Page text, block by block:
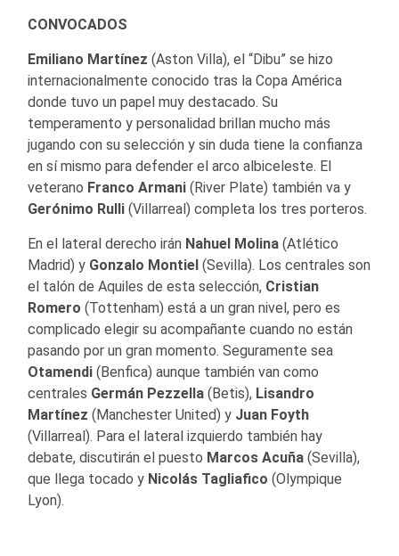
CONVOCADOS
Emiliano Martínez (Aston Villa), el “Dibu” se hizo
internacionalmente conocido tras la Copa América
donde tuvo un papel muy destacado. Su
temperamento y personalidad brillan mucho más
jugando con su selección y sin duda tiene la confianza
en sí mismo para defender el arco albiceleste. El
veterano Franco Armani (River Plate) también va y
Gerónimo Rulli (Villarreal) completa los tres porteros.
En el lateral derecho irán Nahuel Molina (Atlético
Madrid) y Gonzalo Montiel (Sevilla). Los centrales son
el talón de Aquiles de esta selección, Cristian
Romero (Tottenham) está a un gran nivel, pero es
complicado elegir su acompañante cuando no están
pasando por un gran momento. Seguramente sea
Otamendi (Benfica) aunque también van como
centrales Germán Pezzella (Betis), Lisandro
Martínez (Manchester United) y Juan Foyth
(Villarreal). Para el lateral izquierdo también hay
debate, discutirán el puesto Marcos Acuña (Sevilla),
que llega tocado y Nicolás Tagliafico (Olympique
Lyon).